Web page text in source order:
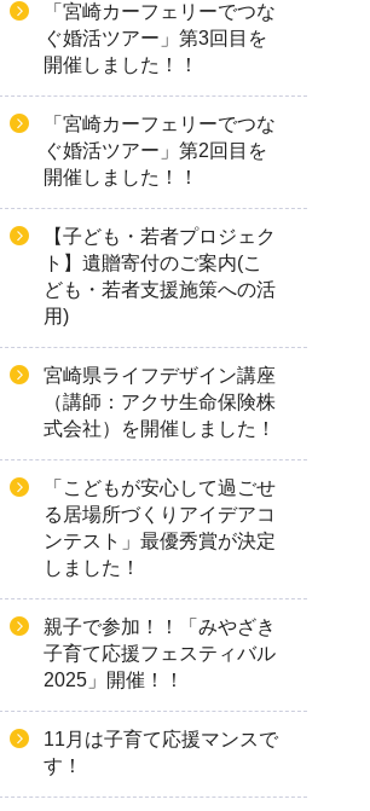
「宮崎カーフェリーでつな
ぐ婚活ツアー」第3回目を
開催しました！！
「宮崎カーフェリーでつな
ぐ婚活ツアー」第2回目を
開催しました！！
【子ども・若者プロジェク
ト】遺贈寄付のご案内(こ
ども・若者支援施策への活
用)
宮崎県ライフデザイン講座
（講師：アクサ生命保険株
式会社）を開催しました！
「こどもが安心して過ごせ
る居場所づくりアイデアコ
ンテスト」最優秀賞が決定
しました！
親子で参加！！「みやざき
子育て応援フェスティバル
2025」開催！！
11月は子育て応援マンスで
す！